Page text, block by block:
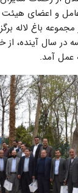
و اعضای
باغ لاله
در سال آینده،
عمل آمد.